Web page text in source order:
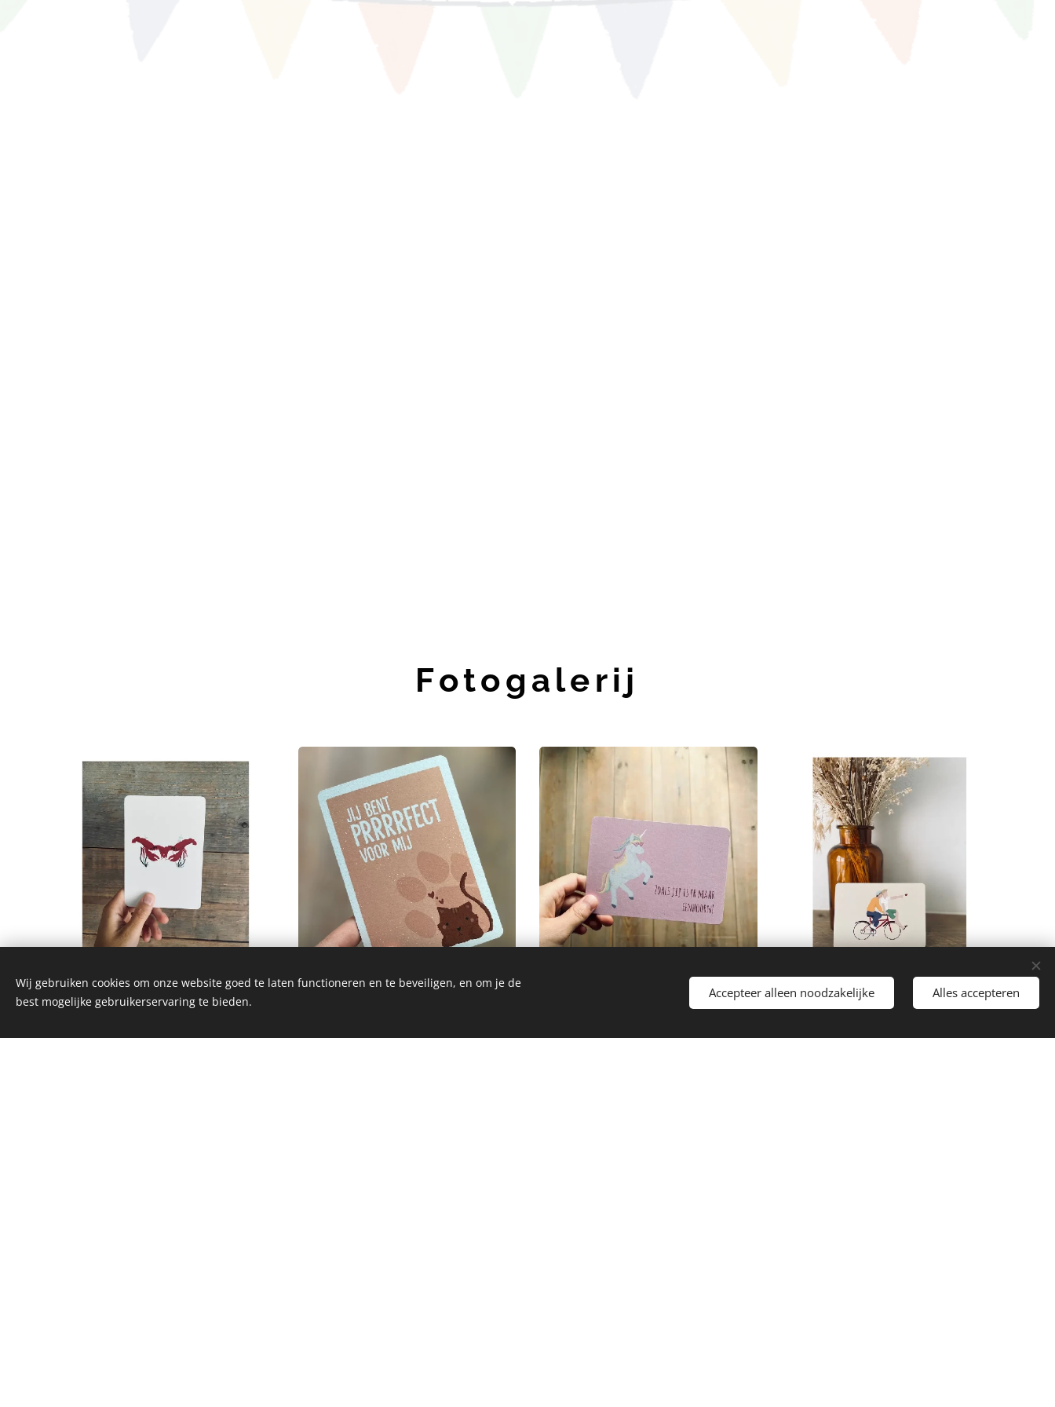
Fotogalerij
Wij gebruiken cookies om onze website goed te laten functioneren en te beveiligen, en om je de
best mogelijke gebruikerservaring te bieden.
Accepteer alleen noodzakelijke Alles accepteren